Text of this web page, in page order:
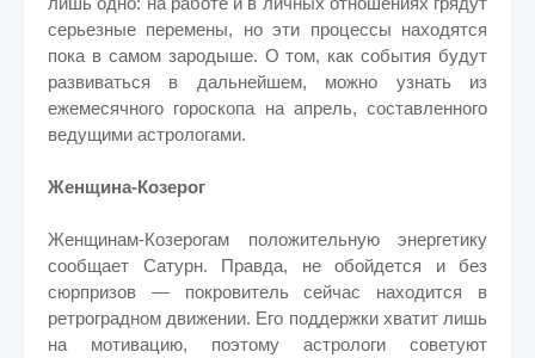
серьезные перемены, но эти процессы находятся
пока в самом зародыше. О том, как события будут
развиваться в дальнейшем, можно узнать из
ежемесячного гороскопа на апрель, составленного
ведущими астрологами.
Женщина-Козерог
Женщинам-Козерогам положительную энергетику
сообщает Сатурн. Правда, не обойдется и без
сюрпризов — покровитель сейчас находится в
ретроградном движении. Его поддержки хватит лишь
на мотивацию, поэтому астрологи советуют